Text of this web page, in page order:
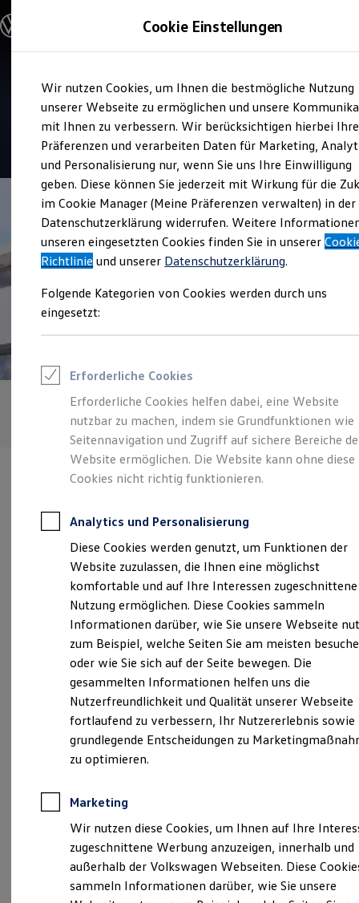
Hauptinhalt
springen
Footer
springen
Modelle & Konfigurator
Nutzfahrzeugkategorien entdecken
Modelle konfigurieren
Vorgängermodelle und Oldtimer
Vorgängermodelle
Oldtimer
Bulli Historie
Branchenlösungen & Gewerbekunden
Umbaulösungen und Hersteller finden
Auf- und Umbauten entdecken & konfigurieren
Groß- und Sonderkunden
Großkunden
Kommunen & Behörden
Journalisten
Sportvereine
Branchenlösungen
Gewerbliche Personenbeförderung
Service & mobile Werkstätten
Menschen mit Behinderung
Rettungsdienste
ONE Business ID Vorteile
Fahrzeugsuche & Marktplatz
Fahrzeugsuche
Fahrzeuge online kaufen
Digitaler Marktplatz
Kauf & Finanzierung
Online-Fahrzeugbewertung
Für Privatkunden
Für Gewerbekunden
Profi Paket
TopDeal
Gebrauchtwagen
ProfiPartner für Gebrauchtwagen
Zertifizierte Gebrauchtwagen
Finanzierung
Für Privatkunden
Für Gewerbekunden
Leasing
Für Privatkunden
Für Gewerbekunden
Versicherungen & Garantien
Garantien
Kfz-Versicherung für Nutzfahrzeuge
Restschuldversicherung
Wartungsverträge
Reparatur & Service
Sommer-Special
Reparatur, Pflege & Inspektion
Servicetermin anfragen
Service-Vorteile bei Volkswagen Nutzfahrzeuge
ServicePlus
Economy Service
Service
Autohaus Bahm
4.8| 48 Bewertungen
Verantwortlich für die Inhalte auf dieser Seite ist die Autohaus
Bahm GmbH (Impressum & Rechtliches)
Heilbronner Straße 29, 76703 Kraichtal
moritz.bahm@autohaus-bahm.de
+49 7250 92620
Montag-Freitag 07:00-18:00 Uhr
Samstag
08:00 -12:00 Uhr
Ansprechpartner
Termin vereinbaren
Cookie Einstellungen
Wir nutzen Cookies, um Ihnen die bestmögliche Nutzung
unserer Webseite zu ermöglichen und unsere
mit Ihnen zu verbessern. Wir berücksichtigen hierbei Ihre
Präferenzen und verarbeiten Daten für Marketing,
und Personalisierung nur, wenn Sie uns Ihre Einwilligung
geben. Diese können Sie jederzeit mit Wirkung für die
im Cookie Manager (Meine Präferenzen verwalten) in der
Datenschutzerklärung widerrufen. Weitere
unseren eingesetzten Cookies finden Sie in unserer
Richtlinie und unserer Datenschutzerklärung.
Folgende Kategorien von Cookies werden durch uns
eingesetzt:
Erforderliche Cookies
Erforderliche Cookies helfen dabei, eine Website
nutzbar zu machen, indem sie Grundfunktionen wie
Seitennavigation und Zugriff auf sichere Bereiche
Website ermöglichen. Die Website kann ohne diese
Cookies nicht richtig funktionieren.
Analytics und Personalisierung
Diese Cookies werden genutzt, um Funktionen der
Website zuzulassen, die Ihnen eine möglichst
komfortable und auf Ihre Interessen zugeschnittene
Nutzung ermöglichen. Diese Cookies sammeln
Informationen darüber, wie Sie unsere Webseite
zum Beispiel, welche Seiten Sie am meisten
oder wie Sie sich auf der Seite bewegen. Die
gesammelten Informationen helfen uns die
Nutzerfreundlichkeit und Qualität unserer Webseite
fortlaufend zu verbessern, Ihr Nutzererlebnis sowie
grundlegende Entscheidungen zu
zu optimieren.
Marketing
Wir nutzen diese Cookies, um Ihnen auf Ihre
zugeschnittene Werbung anzuzeigen, innerhalb und
außerhalb der Volkswagen Webseiten. Diese
sammeln Informationen darüber, wie Sie unsere